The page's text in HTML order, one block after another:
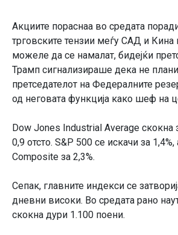
Акциите пораснаа во средата
трговските тензии меѓу САД и Кина
можеле да се намалат, бидејќи
Трамп сигнализираше дека не
претседателот на Федералните
од неговата функција како шеф на
Dow Jones Industrial Average скокна
0,9 отсто. S&P 500 се искачи за
Composite за 2,3%.
Сепак, главните индекси се
дневни високи. Во средата рано
скокна дури 1.100 поени.